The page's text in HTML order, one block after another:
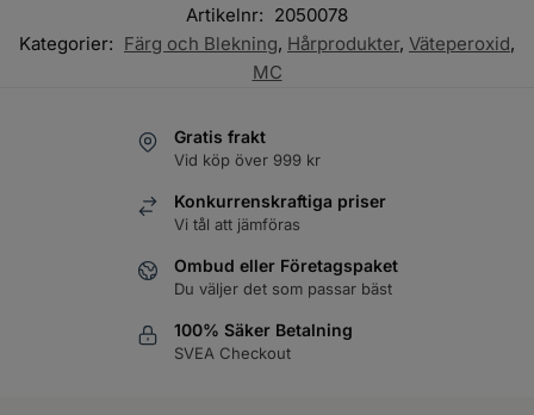
Artikelnr: 2050078
Kategorier: Färg och Blekning, Hårprodukter, Väteperoxid,
MC
Gratis frakt
Vid köp över 999 kr
Konkurrenskraftiga priser
Vi tål att jämföras
Ombud eller Företagspaket
Du väljer det som passar bäst
100% Säker Betalning
SVEA Checkout